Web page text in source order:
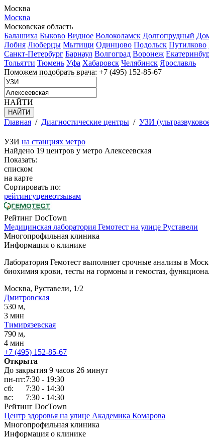
Москва
Москва
Московская область
Балашиха Быково Видное Волоколамск Долгопрудный
Лобня Люберцы Мытищи Одинцово Подольск Путилково
Санкт-Петербург Барнаул Волгоград Воронеж
Тольятти Тюмень Уфа Хабаровск Челябинск Ярославль
Поможем подобрать врача: +7 (495) 152-85-67
НАЙТИ
Главная / Диагностические центры / УЗИ
УЗИ на станциях метро
Найдено 19 центров у метро Алексеевская
Показать:
списком
на карте
Сортировать по:
рейтингуценеотзывам
Рейтинг DocTown
Медицинская лаборатория Гемотест на улице Руставели
Многопрофильная клиника
Информация о клинике
Лаборатория Гемотест выполняет срочные анализы в
биохимия крови, тесты на гормоны и гемостаз,
Москва, Руставели, 1/2
Дмитровская
530 м,
3 мин
Тимирязевская
790 м,
4 мин
+7 (495) 152-85-67
Открыта
До закрытия 9 часов 26 минут
пн-пт:7:30 - 19:30
сб:
7:30 - 14:30
вс:
7:30 - 14:30
Рейтинг DocTown
Центр здоровья на улице Академика Комарова
Многопрофильная клиника
Информация о клинике